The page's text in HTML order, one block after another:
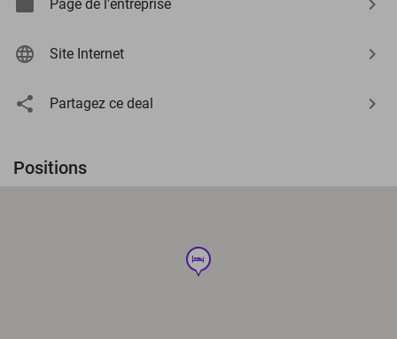
Page de l'entreprise
Site Internet
Partagez ce deal
Positions
hotel